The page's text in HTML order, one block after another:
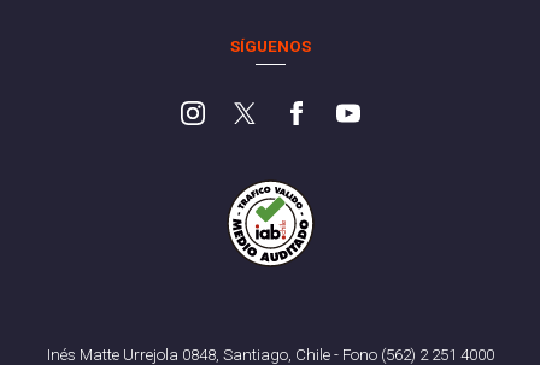
SÍGUENOS
Inés Matte Urrejola 0848, Santiago, Chile - Fono (562) 2 251 4000